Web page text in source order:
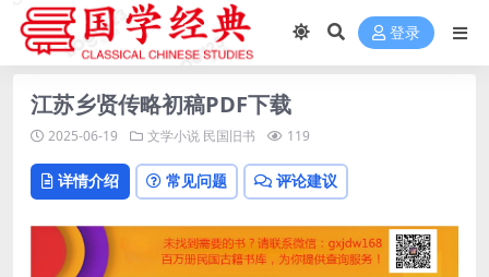
登录
江苏乡贤传略初稿PDF下载
2025-06-19 文学小说 民国旧书 119
详情介绍 常见问题 评论建议